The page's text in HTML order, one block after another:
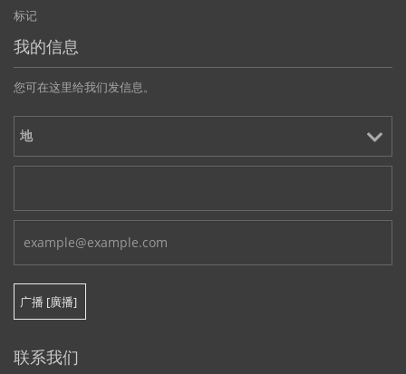
标记
我的信息
您可在这里给我们发信息。
联系我们